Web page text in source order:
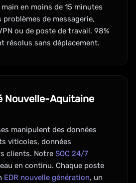
en moins de 15 minutes
de messagerie,
ou de poste de travail. 98%
résolus sans déplacement.
Nouvelle-Aquitaine
manipulent des données
viticoles, données
clients. Notre SOC 24/7
en continu. Chaque poste
EDR nouvelle génération, un